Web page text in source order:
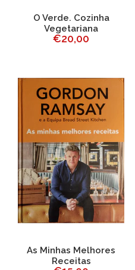
O Verde. Cozinha
Vegetariana
€20,00
As Minhas Melhores
Receitas